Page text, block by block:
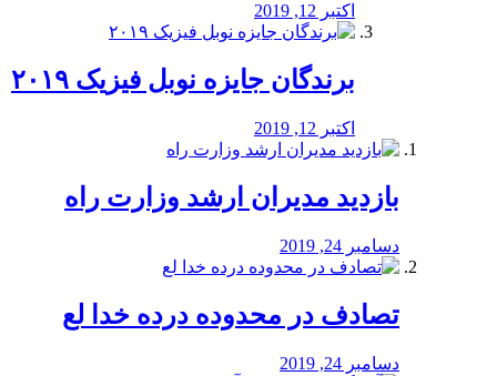
اکتبر 12, 2019
برندگان جایزه نوبل فیزیک ۲۰۱۹
اکتبر 12, 2019
بازدید مدیران ارشد وزارت راه
دسامبر 24, 2019
تصادف در محدوده درده خدا لع
دسامبر 24, 2019